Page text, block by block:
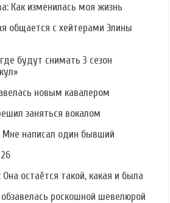
Как изменилась моя жизнь
общается с хейтерами Элины
будут снимать 3 сезон
новым кавалером
заняться вокалом
Мне написал один бывший
остаётся такой, какая и была
роскошной шевелюрой